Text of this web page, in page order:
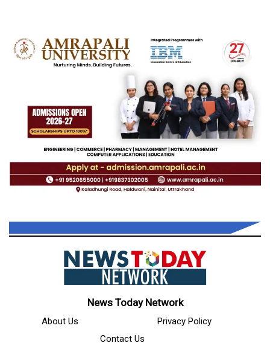
News Today Network
About Us
Privacy Policy
Contact Us